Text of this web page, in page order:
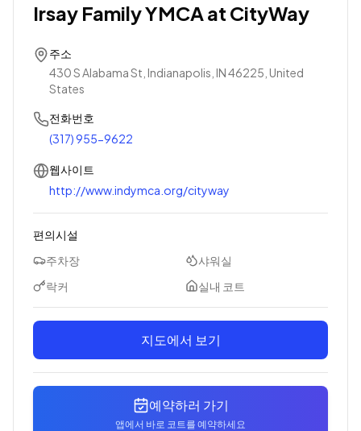
Irsay Family YMCA at CityWay
주소
430 S Alabama St, Indianapolis, IN 46225, United
States
전화번호
(317) 955-9622
웹사이트
http://www.indymca.org/cityway
편의시설
주차장
샤워실
락커
실내 코트
지도에서 보기
예약하러 가기
앱에서 바로 코트를 예약하세요